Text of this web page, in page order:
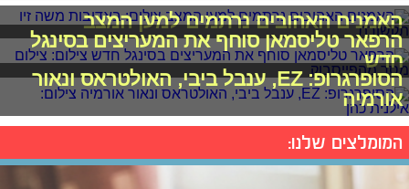
האמנים האהובים נרתמים למען המצב
הרפאר טליסמאן סוחף את המעריצים בסינגל
חדש
הסופרגרופ: EZ, ענבל ביבי, האולטראס ונאור
אורמיה
המומלצים שלנו: